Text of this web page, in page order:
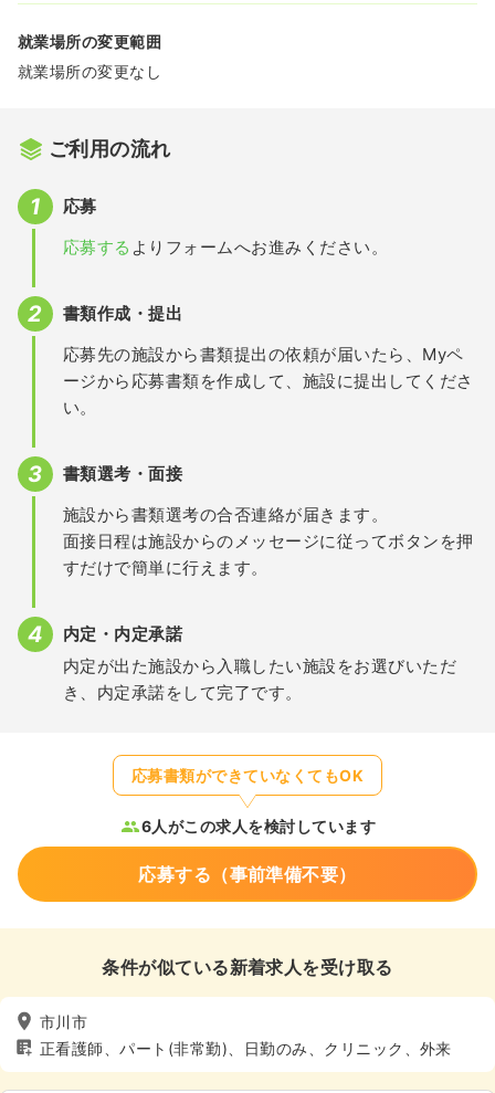
就業場所の変更範囲
就業場所の変更なし
ご利用の流れ
応募
応募する よりフォームへお進みください。
書類作成・提出
応募先の施設から書類提出の依頼が届いたら、Myペ
ージから応募書類を作成して、施設に提出してくださ
い。
書類選考・面接
施設から書類選考の合否連絡が届きます。
面接日程は施設からのメッセージに従ってボタンを押
すだけで簡単に行えます。
内定・内定承諾
内定が出た施設から入職したい施設をお選びいただ
き、内定承諾をして完了です。
応募書類ができていなくてもOK
6人がこの求人を検討しています
応募する（事前準備不要）
条件が似ている新着求人を受け取る
市川市
正看護師、パート(非常勤)、日勤のみ、クリニック、外来